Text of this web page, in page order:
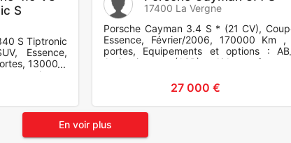
S
S Tiptronic
Essence,
13000 €
et options :
17400 La Vergne
Porsche Cayman 3.4 S * (21 CV),
Essence, Février/2006, 170000 Km
portes, Equipements et options :
Antipatinage (ASR), Airbag
27 000 €
En voir plus